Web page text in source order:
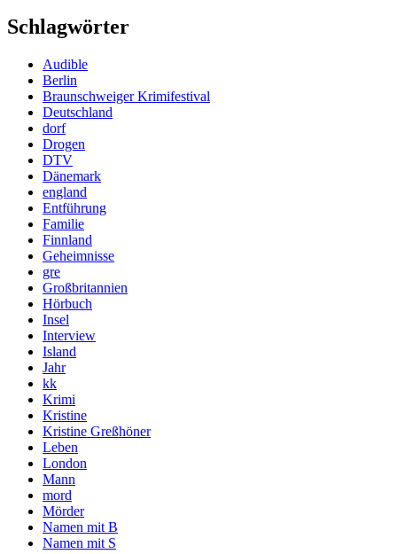
Schlagwörter
Audible
Berlin
Braunschweiger Krimifestival
Deutschland
dorf
Drogen
DTV
Dänemark
england
Entführung
Familie
Finnland
Geheimnisse
gre
Großbritannien
Hörbuch
Insel
Interview
Island
Jahr
kk
Krimi
Kristine
Kristine Greßhöner
Leben
London
Mann
mord
Mörder
Namen mit B
Namen mit S